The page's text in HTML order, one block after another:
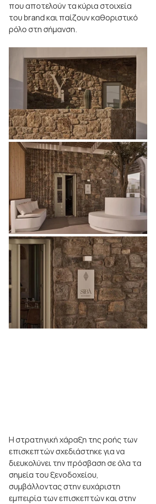
που αποτελούν τα κύρια στοιχεία
του brand και παίζουν καθοριστικό
ρόλο στη σήμανση.
Η στρατηγική χάραξη της ροής των
επισκεπτών σχεδιάστηκε για να
διευκολύνει την πρόσβαση σε όλα τα
σημεία του ξενοδοχείου,
συμβάλλοντας στην ευχάριστη
εμπειρία των επισκεπτών και στην